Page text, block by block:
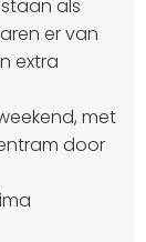
als
er van
extra
met
door